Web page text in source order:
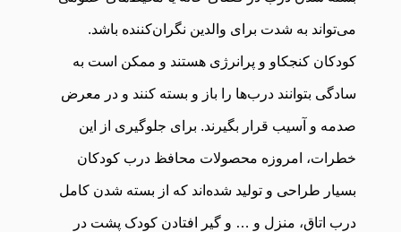
می‌تواند به شدت برای والدین نگران‌کننده باشد.
کودکان کنجکاو و پرانرژی هستند و ممکن است به
سادگی بتوانند درب‌ها را باز و بسته کنند و در معرض
صدمه و آسیب قرار بگیرند. برای جلوگیری از این
خطرات، امروزه محصولات محافظ درب کودکان
بسیار طراحی و تولید شده‌اند که از بسته شدن کامل
درب اتاق، منزل و … و گیر افتادن کودک پشت در